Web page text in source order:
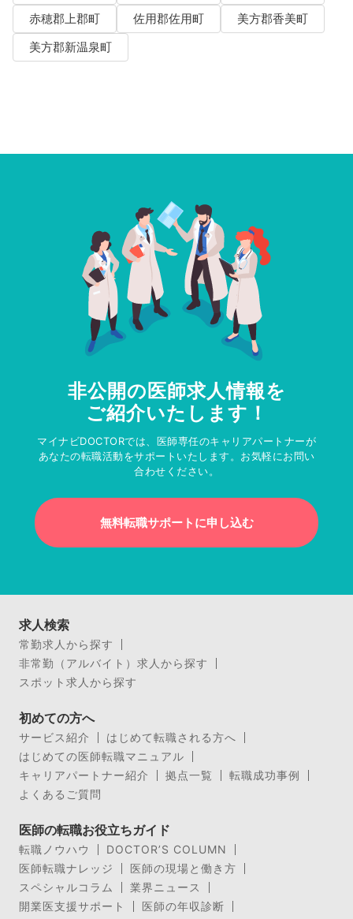
赤穂郡上郡町
佐用郡佐用町
美方郡香美町
美方郡新温泉町
非公開の医師求人情報を
ご紹介いたします！
マイナビDOCTORでは、医師専任のキャリアパートナーが
あなたの転職活動をサポートいたします。お気軽にお問い
合わせください。
無料転職サポートに申し込む
求人検索
常勤求人から探す
非常勤（アルバイト）求人から探す
スポット求人から探す
初めての方へ
サービス紹介
はじめて転職される方へ
はじめての医師転職マニュアル
キャリアパートナー紹介
拠点一覧
転職成功事例
よくあるご質問
医師の転職お役立ちガイド
転職ノウハウ
DOCTOR’S COLUMN
医師転職ナレッジ
医師の現場と働き方
スペシャルコラム
業界ニュース
開業医支援サポート
医師の年収診断